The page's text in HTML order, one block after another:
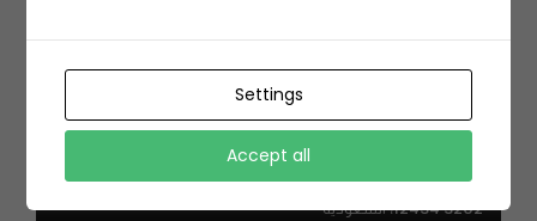
7360 شارع الامير ناصر بن فرحان، صلاح الدين، الرياض
12434 3202، السعودية
Settings
Accept all